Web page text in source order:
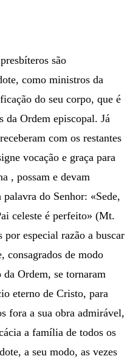
são
como ministros da
do seu corpo, que é
da Ordem episcopal. Já
com os restantes
vocação e graça para
, possam e devam
do Senhor: «Sede,
celeste é perfeito» (Mt.
especial razão a buscar
consagrados de modo
Ordem, se tornaram
eterno de Cristo, para
fora a sua obra admirável,
a família de todos os
a seu modo, as vezes